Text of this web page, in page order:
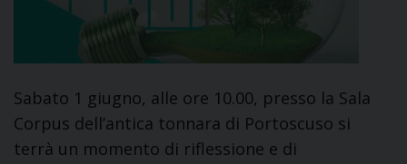
Sabato 1 giugno, alle ore 10.00, presso la Sala
Corpus dell’antica tonnara di Portoscuso si
terrà un momento di riflessione e di